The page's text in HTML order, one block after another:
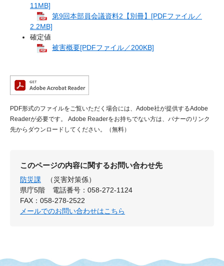
11MB]
第9回本部員会議資料2【別冊】[PDFファイル／
2.2MB]
確定値
被害概要[PDFファイル／200KB]
PDF形式のファイルをご覧いただく場合には、Adobe社が提供するAdobe
Readerが必要です。
Adobe Readerをお持ちでない方は、バナーのリンク
先からダウンロードしてください。（無料）
このページの内容に関するお問い合わせ先
防災課
（災害対策係）
県庁5階
電話番号：058-272-1124
FAX：058-278-2522
メールでのお問い合わせはこちら